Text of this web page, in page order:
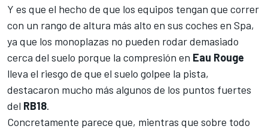
Y es que el hecho de que los equipos tengan que correr
con un rango de altura más alto en sus coches en Spa,
ya que los monoplazas no pueden rodar demasiado
cerca del suelo porque la compresión en Eau Rouge
lleva el riesgo de que el suelo golpee la pista,
destacaron mucho más algunos de los puntos fuertes
del RB18.
Concretamente parece que, mientras que sobre todo